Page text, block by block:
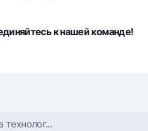
к нашей команде!
технолог...